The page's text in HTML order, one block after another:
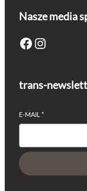
Nasze media
Facebook Instagram
trans-
E-MAIL *